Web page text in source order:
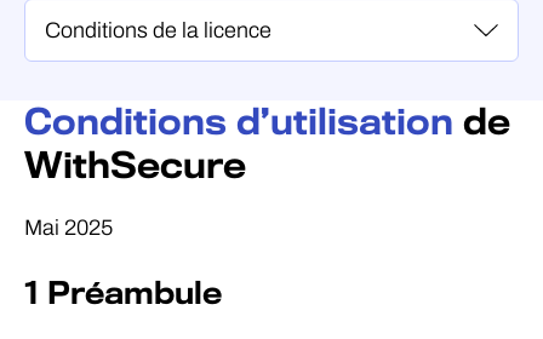
Conditions d’utilisation de
WithSecure
Mai 2025
1 Préambule